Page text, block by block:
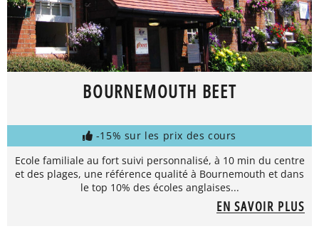
BOURNEMOUTH BEET
-15% sur les prix des cours
Ecole familiale au fort suivi personnalisé, à 10 min du centre
et des plages, une référence qualité à Bournemouth et dans
le top 10% des écoles anglaises...
EN SAVOIR PLUS